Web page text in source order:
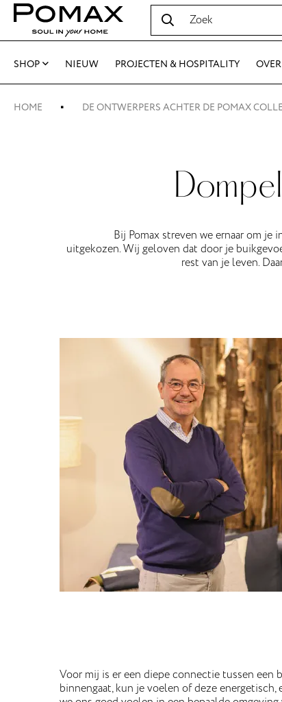
SHOP NIEUW PROJECTEN & HOSPITALITY OVER
HOME DE ONTWERPERS ACHTER DE POMAX
Bij Pomax streven we ernaar om
uitgekozen. Wij geloven dat door je
rest van je leven.
Voor mij is er een diepe connectie tussen een
binnengaat, kun je voelen of deze